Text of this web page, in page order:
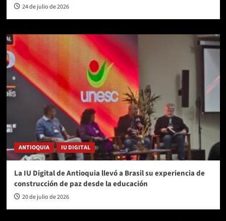
24 de julio de 2026
ANTIOQUIA IU DIGITAL
La IU Digital de Antioquia llevó a Brasil su experiencia de
construcción de paz desde la educación
20 de julio de 2026